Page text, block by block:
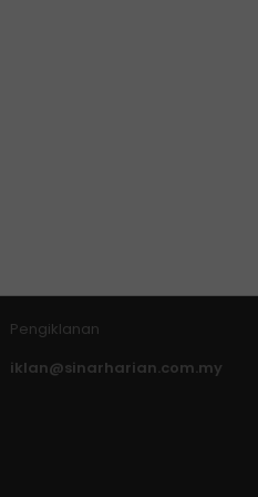
Pengiklanan
iklan@sinarharian.com.my